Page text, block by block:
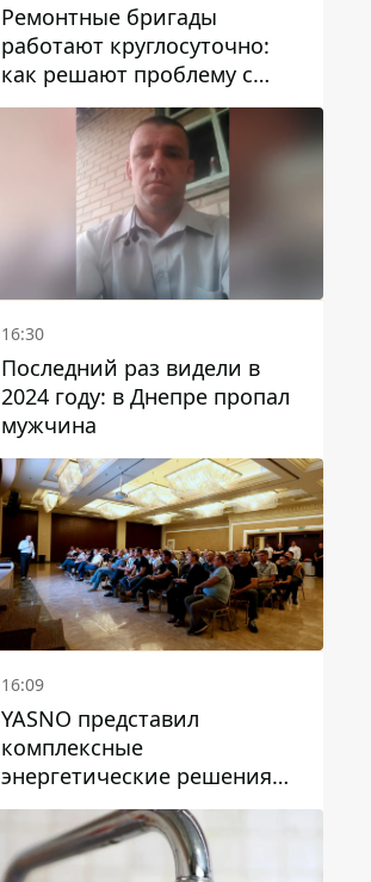
Ремонтные бригады
работают круглосуточно:
как решают проблему с
водой в Марганецкой
громаде
16:30
Последний раз видели в
2024 году: в Днепре пропал
мужчина
16:09
YASNO представил
комплексные
энергетические решения
для бизнеса в Днепре